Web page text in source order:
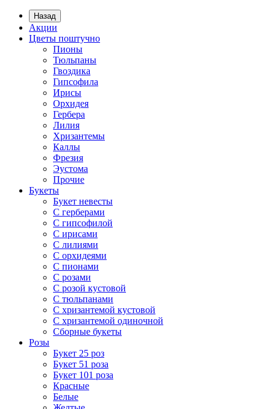
Назад
Акции
Цветы поштучно
Пионы
Тюльпаны
Гвоздика
Гипсофила
Ирисы
Орхидея
Гербера
Лилия
Хризантемы
Каллы
Фрезия
Эустома
Прочие
Букеты
Букет невесты
С герберами
С гипсофилой
С ирисами
С лилиями
С орхидеями
С пионами
С розами
С розой кустовой
С тюльпанами
С хризантемой кустовой
С хризантемой одиночной
Сборные букеты
Розы
Букет 25 роз
Букет 51 роза
Букет 101 роза
Красные
Белые